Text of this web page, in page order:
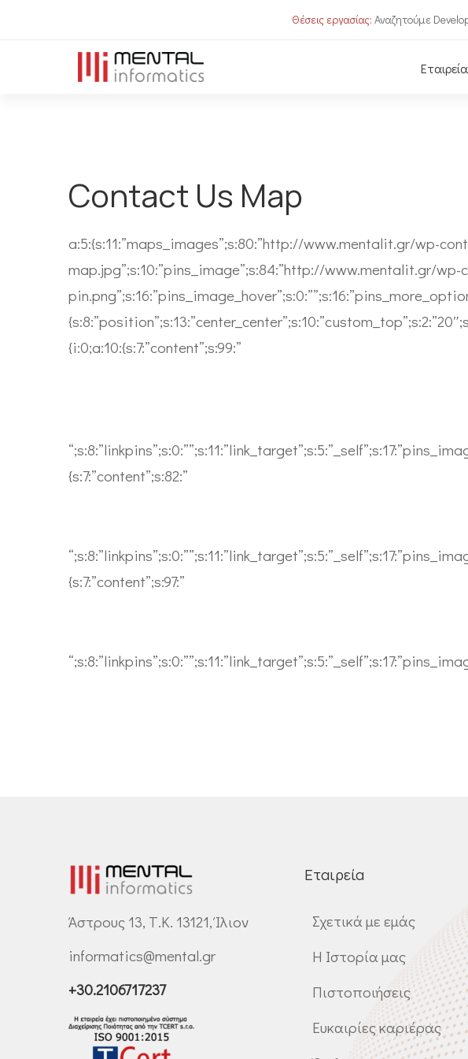
Θέσεις εργασίας: Αναζητούμε
Εταιρεία
Contact Us Map
a:5:{s:11:”maps_images”;s:80:”http://www.mentalit.gr/wp-
map.jpg”;s:10:”pins_image”;s:84:”http://www.mentalit.gr/
{i:0;a:10:{s:7:”content”;s:99:”
{s:7:”content”;s:82:”
{s:7:”content”;s:97:”
Άστρους 13, Τ.Κ. 13121, Ίλιον
informatics@mental.gr
+30.2106717237
Εταιρεία
Σχετικά με εμάς
Η Ιστορία μας
Πιστοποιήσεις
Ευκαιρίες καριέρας